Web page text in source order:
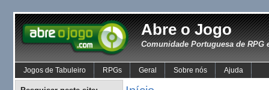
Abre o Jogo
Comunidade Portuguesa de RPG
Jogos de Tabuleiro RPGs Geral Sobre nós Ajuda